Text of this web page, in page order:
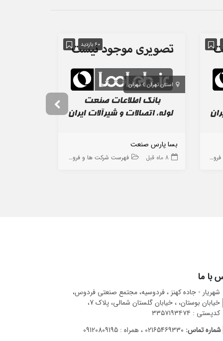
ها
60 بازدید
استان تهران تهران
بسا پارس صنعت
8 ماه قبل فهرست شرکت ها و فروشگاه ها
با ما
شهریار - جاده کهنز ، فردوسیه، مجتمع صنعتی فردوس،
خیابان بوستان، ، خیابان گلستان شمالی، پلاک 7،
کدپستی : ۳۳۵۷۱۹۳۴۷۴
شماره تماس: 02165469330 ، همراه : 09120809195